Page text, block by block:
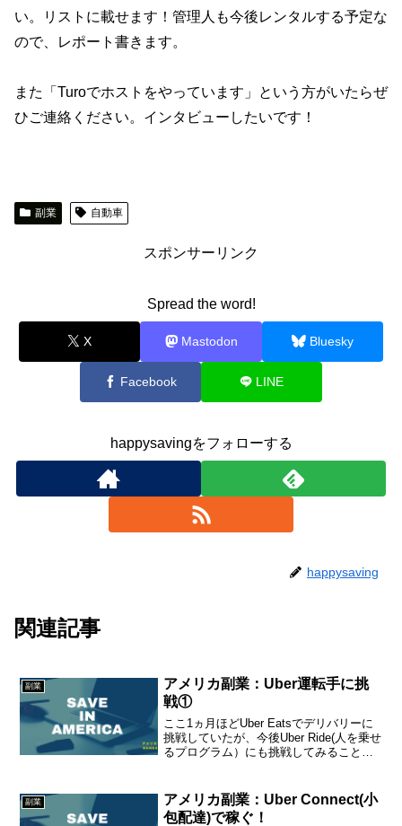
い。リストに載せます！管理人も今後レンタルする予定な
ので、レポート書きます。
また「Turoでホストをやっています」という方がいたらぜ
ひご連絡ください。インタビューしたいです！
副業 自動車
スポンサーリンク
Spread the word!
X Mastodon Bluesky
Facebook LINE
happysavingをフォローする
happysaving
関連記事
副業
アメリカ副業：Uber運転手に挑
戦①
ここ1ヵ月ほどUber Eatsでデリバリーに
挑戦していたが、今後Uber Ride(人を乗せ
るプログラム）にも挑戦してみることに
け登録していても、...
副業
アメリカ副業：Uber Connect(小
包配達)で稼ぐ！